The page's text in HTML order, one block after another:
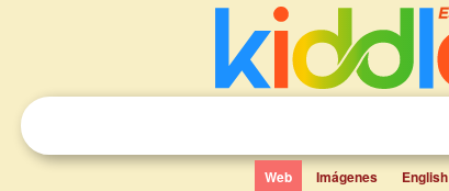
Web Imágenes English